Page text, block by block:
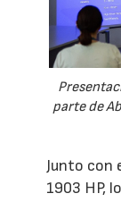
parte de
Junto con
1903 HP,